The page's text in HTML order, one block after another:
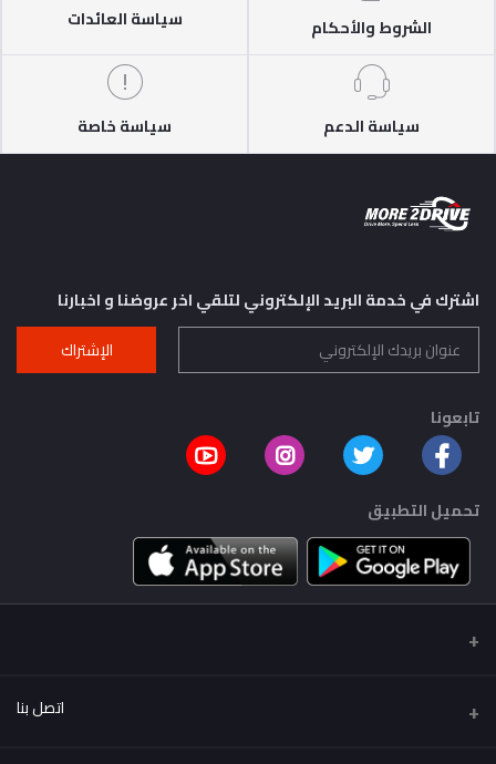
الشروط والأحكام سياسة العائدات
سياسة الدعم سياسة خاصة
اشترك في خدمة البريد الإلكتروني لتلقي اخر عروضنا و اخبارنا
الإشتراك
تابعونا
تحميل التطبيق
اتصل بنا